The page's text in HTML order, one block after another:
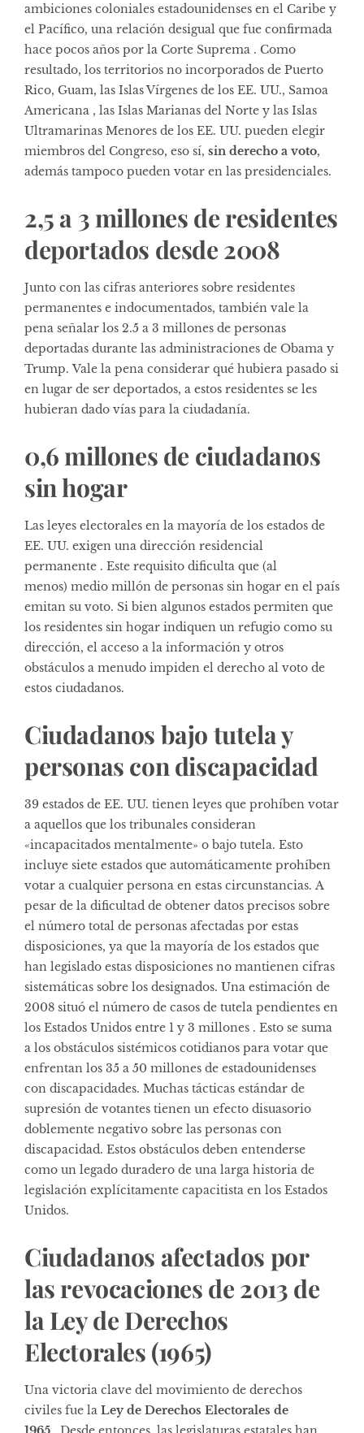
ambiciones coloniales estadounidenses en el Caribe y
el Pacífico, una relación desigual que fue confirmada
hace pocos años por la Corte Suprema . Como
resultado, los territorios no incorporados de Puerto
Rico, Guam, las Islas Vírgenes de los EE. UU., Samoa
Americana , las Islas Marianas del Norte y las Islas
Ultramarinas Menores de los EE. UU. pueden elegir
miembros del Congreso, eso sí, sin derecho a voto,
además tampoco pueden votar en las presidenciales.
2,5 a 3 millones de residentes
deportados desde 2008
Junto con las cifras anteriores sobre residentes
permanentes e indocumentados, también vale la
pena señalar los 2.5 a 3 millones de personas
deportadas durante las administraciones de Obama y
Trump. Vale la pena considerar qué hubiera pasado si
en lugar de ser deportados, a estos residentes se les
hubieran dado vías para la ciudadanía.
0,6 millones de ciudadanos
sin hogar
Las leyes electorales en la mayoría de los estados de
EE. UU. exigen una dirección residencial
permanente . Este requisito dificulta que (al
menos) medio millón de personas sin hogar en el país
emitan su voto. Si bien algunos estados permiten que
los residentes sin hogar indiquen un refugio como su
dirección, el acceso a la información y otros
obstáculos a menudo impiden el derecho al voto de
estos ciudadanos.
Ciudadanos bajo tutela y
personas con discapacidad
39 estados de EE. UU. tienen leyes que prohíben votar
a aquellos que los tribunales consideran
«incapacitados mentalmente» o bajo tutela. Esto
incluye siete estados que automáticamente prohíben
votar a cualquier persona en estas circunstancias. A
pesar de la dificultad de obtener datos precisos sobre
el número total de personas afectadas por estas
disposiciones, ya que la mayoría de los estados que
han legislado estas disposiciones no mantienen cifras
sistemáticas sobre los designados. Una estimación de
2008 situó el número de casos de tutela pendientes en
los Estados Unidos entre 1 y 3 millones . Esto se suma
a los obstáculos sistémicos cotidianos para votar que
enfrentan los 35 a 50 millones de estadounidenses
con discapacidades. Muchas tácticas estándar de
supresión de votantes tienen un efecto disuasorio
doblemente negativo sobre las personas con
discapacidad. Estos obstáculos deben entenderse
como un legado duradero de una larga historia de
legislación explícitamente capacitista en los Estados
Unidos.
Ciudadanos afectados por
las revocaciones de 2013 de
la Ley de Derechos
Electorales (1965)
Una victoria clave del movimiento de derechos
civiles fue la Ley de Derechos Electorales de